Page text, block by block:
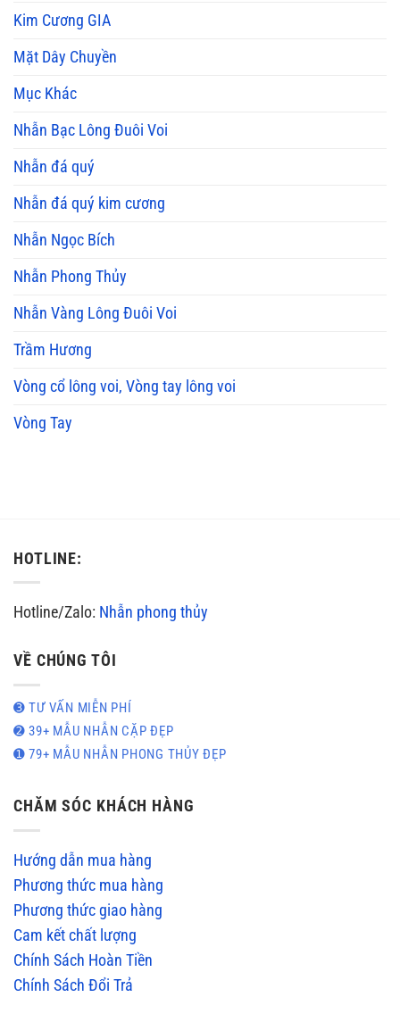
Kim Cương GIA
Mặt Dây Chuyền
Mục Khác
Nhẫn Bạc Lông Đuôi Voi
Nhẫn đá quý
Nhẫn đá quý kim cương
Nhẫn Ngọc Bích
Nhẫn Phong Thủy
Nhẫn Vàng Lông Đuôi Voi
Trầm Hương
Vòng cổ lông voi, Vòng tay lông voi
Vòng Tay
HOTLINE:
Hotline/Zalo: Nhẫn phong thủy
VỀ CHÚNG TÔI
➌ TƯ VẤN MIỄN PHÍ
➋ 39+ MẪU NHẪN CẶP ĐẸP
➊ 79+ MẪU NHẪN PHONG THỦY ĐẸP
CHĂM SÓC KHÁCH HÀNG
Hướng dẫn mua hàng
Phương thức mua hàng
Phương thức giao hàng
Cam kết chất lượng
Chính Sách Hoàn Tiền
Chính Sách Đổi Trả